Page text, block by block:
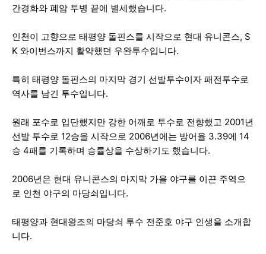
간경화와 폐암 투병 끝에 별세했습니다.
인천이 고향으로 태평양 돌핀스를 시작으로 현대 유니콘스, S
K 와이번스까지 활약했던 우완투수입니다.
특히 태평양 돌핀스의 마지막 경기 선발투수이자 패전투수로
역사를 남긴 투수입니다.
원래 포수로 입단했지만 강한 어깨로 투수로 전향했고 2001년
선발 투수로 12승을 시작으로 2006년에는 방어율 3.39에 14
승 4패를 기록하며 승률상을 수상하기도 했습니다.
2006년은 현대 유니콘스의 마지막 가을 야구를 이끈 주역으
로 인천 야구의 마당쇠입니다.
태평양과 현대왕조의 마당쇠 투수 전준호 야구 인생을 소개합
니다.